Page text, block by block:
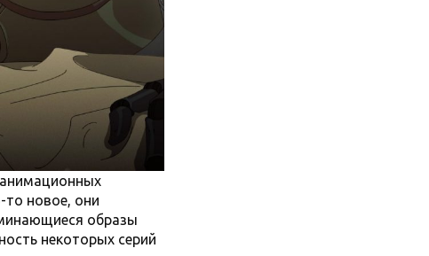
анимационных
то новое, они
образы
некоторых серий